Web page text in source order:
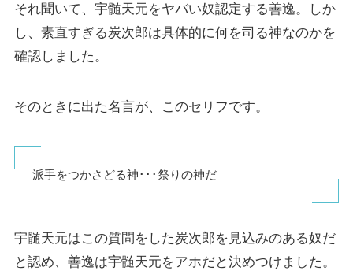
それ聞いて、宇髄天元をヤバい奴認定する善逸。しか
し、素直すぎる炭次郎は具体的に何を司る神なのかを
確認しました。
そのときに出た名言が、このセリフです。
派手をつかさどる神･･･祭りの神だ
宇髄天元はこの質問をした炭次郎を見込みのある奴だ
と認め、善逸は宇髄天元をアホだと決めつけました。